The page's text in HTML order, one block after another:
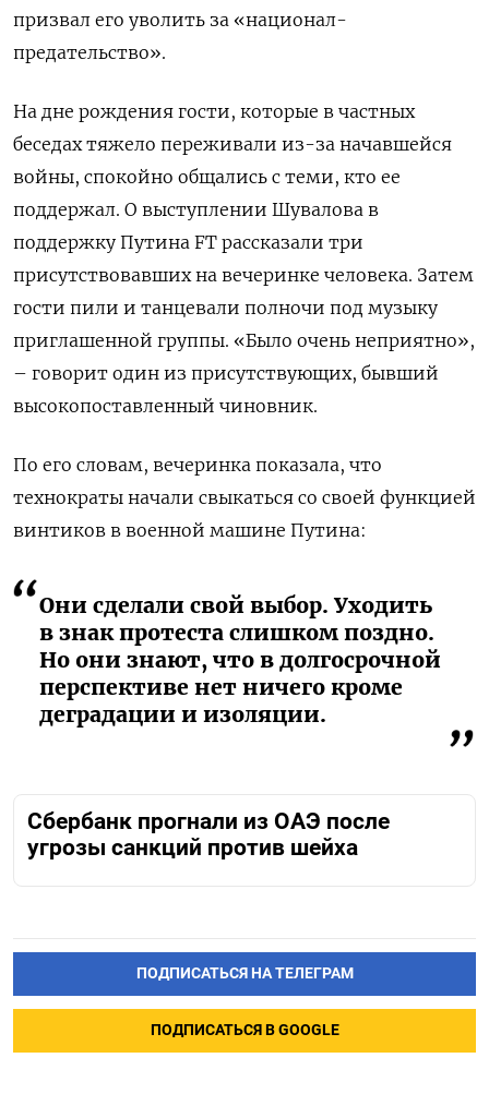
призвал его уволить за «национал-
предательство».
На дне рождения гости, которые в частных
беседах тяжело переживали из-за начавшейся
войны, спокойно общались с теми, кто ее
поддержал. О выступлении Шувалова в
поддержку Путина FT рассказали три
присутствовавших на вечеринке человека. Затем
гости пили и танцевали полночи под музыку
приглашенной группы. «Было очень неприятно»,
– говорит один из присутствующих, бывший
высокопоставленный чиновник.
По его словам, вечеринка показала, что
технократы начали свыкаться со своей функцией
винтиков в военной машине Путина:
Они сделали свой выбор. Уходить
в знак протеста слишком поздно.
Но они знают, что в долгосрочной
перспективе нет ничего кроме
деградации и изоляции.
Сбербанк прогнали из ОАЭ после
угрозы санкций против шейха
ПОДПИСАТЬСЯ НА ТЕЛЕГРАМ
ПОДПИСАТЬСЯ В GOOGLE